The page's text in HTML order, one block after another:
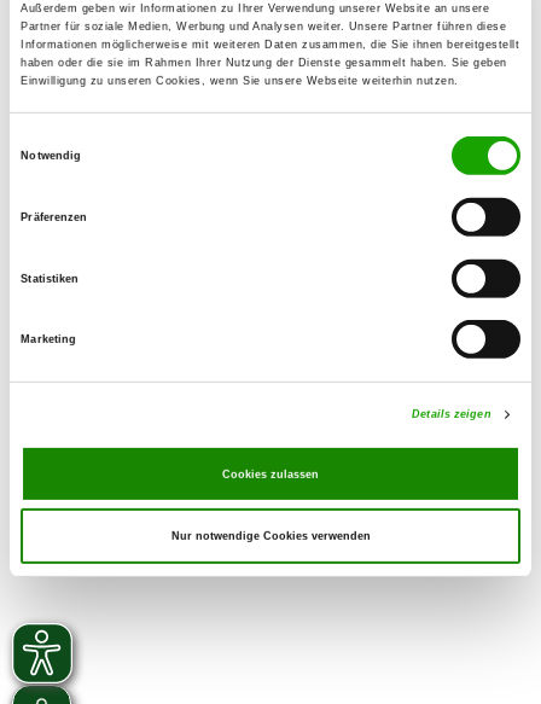
Außerdem geben wir Informationen zu Ihrer Verwendung unserer Website an unsere
Partner für soziale Medien, Werbung und Analysen weiter. Unsere Partner führen diese
Informationen möglicherweise mit weiteren Daten zusammen, die Sie ihnen bereitgestellt
haben oder die sie im Rahmen Ihrer Nutzung der Dienste gesammelt haben. Sie geben
Einwilligung zu unseren Cookies, wenn Sie unsere Webseite weiterhin nutzen.
Notwendig
Präferenzen
Statistiken
Marketing
Details zeigen
Cookies zulassen
Nur notwendige Cookies verwenden
Informationen zur Ortsgruppe I. P.
Pawlow Gotha
Kontakt:
Nadine Wiegand
99095 Mittelhausen
Übungsplatz:
99867 Gotha
vom_oesterfeld@web.de